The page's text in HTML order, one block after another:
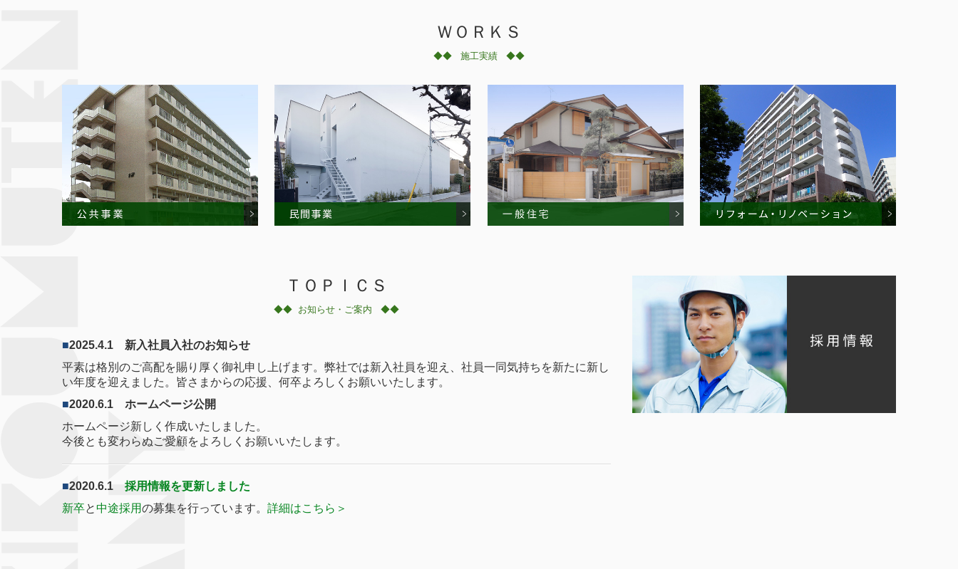
ＷＯＲＫＳ
◆◆ 施工実績 ◆◆
ＴＯＰＩＣＳ
◆◆ お知らせ・ご案内 ◆◆
■2025.4.1 新入社員入社のお知らせ
平素は格別のご高配を賜り厚く御礼申し上げます。 弊社では新入社員を迎え、社員一同気持ちを新たに新し
い年度を迎えました。 皆さまからの応援、何卒よろしくお願いいたします。
■2020.6.1 ホームページ公開
ホームページ新しく作成いたしました。
今後とも変わらぬご愛顧をよろしくお願いいたします。
■2020.6.1 採用情報を更新しました
新卒と中途採用の募集を行っています。 詳細はこちら＞